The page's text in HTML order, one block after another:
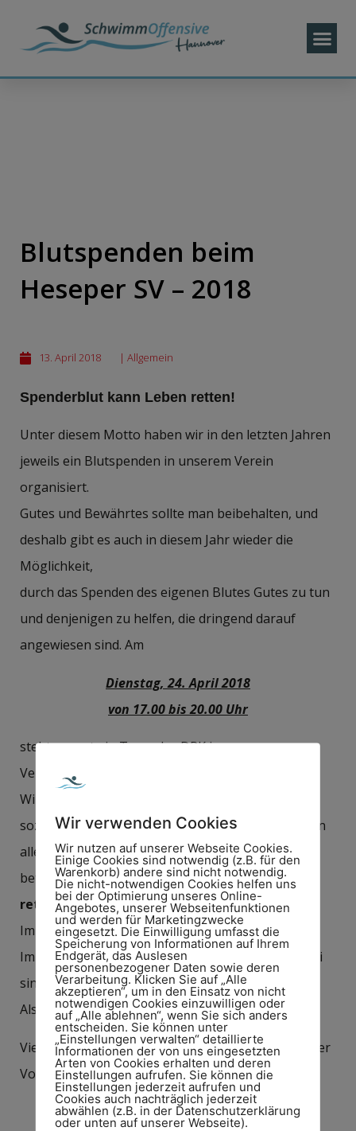
Blutspenden beim
Heseper SV – 2018
13. April 2018 | Allgemein
Spenderblut kann Leben retten!
Unter diesem Motto haben wir in den letzten Jahren
jeweils ein Blutspenden in unserem Verein
organisiert.
Gutes und Bewährtes sollte man beibehalten, und
deshalb gibt es auch in diesem Jahr wieder die
Möglichkeit,
durch das Spenden des eigenen Blutes Gutes zu tun
und denjenigen zu helfen, die dringend darauf
angewiesen sind. Am
Dienstag, 24. April 2018
von 17.00 bis 20.00 Uhr
steht erneut ein Team des DRK in unserem
Vereinsgebäude zur Blutentnahme bereit.
Wir glauben, dass wir als Sportverein auch eine
soziale Verantwortung haben und richten daher an
alle unsere Bitte, sich wieder an der Aktion zu
beteiligen und dabei zu sein wenn es heißt:Leben
retten!
Im Anschluss an die Blutspende wird ein kleiner
Imbiss gereicht. Wir hoffen, dass wieder viele dabei
sind!
Also: einfach vorbei kommen und helfen!
Vielen Dank für eure Unterstützung! Der
Vorstand
Wir verwenden Cookies
Wir nutzen auf unserer Webseite Cookies.
Einige Cookies sind notwendig (z.B. für den
Warenkorb) andere sind nicht notwendig.
Die nicht-notwendigen Cookies helfen uns
bei der Optimierung unseres Online-
Angebotes, unserer Webseitenfunktionen
und werden für Marketingzwecke
eingesetzt. Die Einwilligung umfasst die
Speicherung von Informationen auf Ihrem
Endgerät, das Auslesen
personenbezogener Daten sowie deren
Verarbeitung. Klicken Sie auf „Alle
akzeptieren“, um in den Einsatz von nicht
notwendigen Cookies einzuwilligen oder
auf „Alle ablehnen“, wenn Sie sich anders
entscheiden. Sie können unter
„Einstellungen verwalten“ detaillierte
Informationen der von uns eingesetzten
Arten von Cookies erhalten und deren
Einstellungen aufrufen. Sie können die
Einstellungen jederzeit aufrufen und
Cookies auch nachträglich jederzeit
abwählen (z.B. in der Datenschutzerklärung
oder unten auf unserer Webseite).